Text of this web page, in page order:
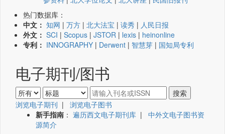
热门数据库：
中文： 知网 | 万方 | 北大法宝 | 读秀 | 人民日报
外文： SCI | Scopus | JSTOR | lexis | heinonline
专利： INNOGRAPHY | Derwent | 智慧芽 | 国知局专利
电子期刊/图书
浏览电子期刊 | 浏览电子图书
新手指南 ： 遍历西文电子期刊库 | 中外文电子图书资
源简介